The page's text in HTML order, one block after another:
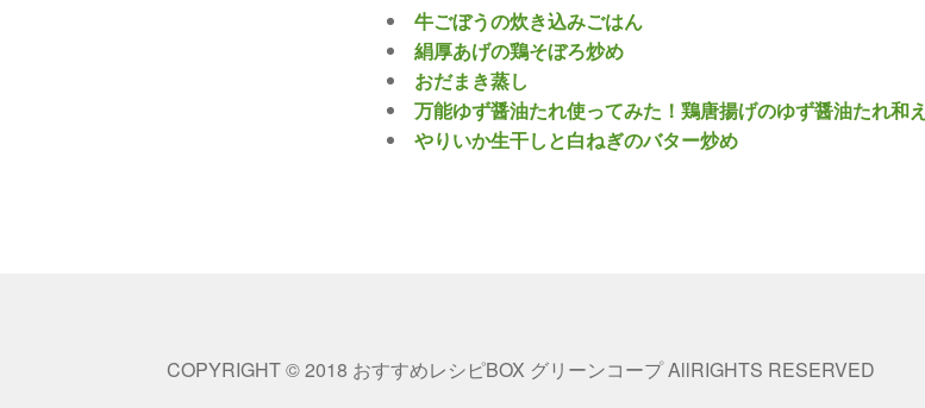
牛ごぼうの炊き込みごはん
絹厚あげの鶏そぼろ炒め
おだまき蒸し
万能ゆず醤油たれ使ってみた！鶏唐揚げのゆず醤油たれ和え
やりいか生干しと白ねぎのバター炒め
COPYRIGHT © 2018 おすすめレシピBOX グリーンコープ AllRIGHTS RESERVED